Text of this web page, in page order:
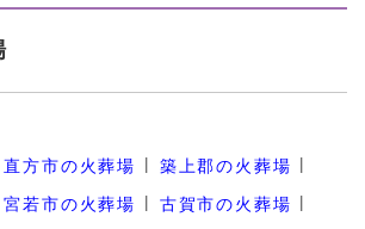
直方市の火葬場
築上郡の火葬場
宮若市の火葬場
古賀市の火葬場